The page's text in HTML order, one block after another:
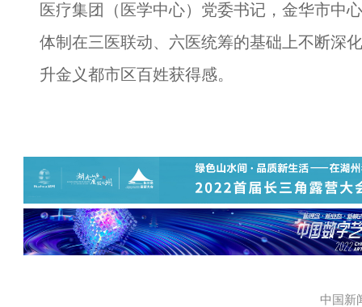
医疗集团（医学中心）党委书记，金华市中
体制在三医联动、六医统筹的基础上不断深
升金义都市区百姓获得感。
中国新